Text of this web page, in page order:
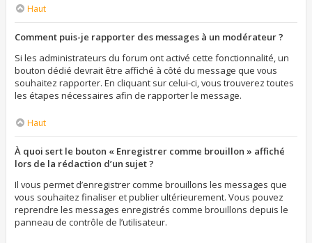
Haut
Comment puis-je rapporter des messages à un modérateur ?
Si les administrateurs du forum ont activé cette fonctionnalité, un
bouton dédié devrait être affiché à côté du message que vous
souhaitez rapporter. En cliquant sur celui-ci, vous trouverez toutes
les étapes nécessaires afin de rapporter le message.
Haut
À quoi sert le bouton « Enregistrer comme brouillon » affiché
lors de la rédaction d’un sujet ?
Il vous permet d’enregistrer comme brouillons les messages que
vous souhaitez finaliser et publier ultérieurement. Vous pouvez
reprendre les messages enregistrés comme brouillons depuis le
panneau de contrôle de l’utilisateur.